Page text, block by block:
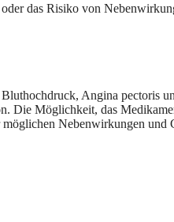
das Risiko von
Angina pectoris
Die Möglichkeit, das
Nebenwirkungen